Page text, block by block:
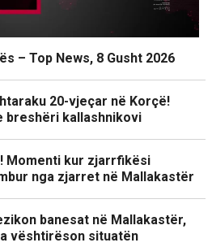
– Top News, 8 Gusht 2026
20-vjeçar në Korçë!
breshëri kallashnikovi
Momenti kur zjarrfikësi
nga zjarret në Mallakastër
banesat në Mallakastër,
vështirëson situatën